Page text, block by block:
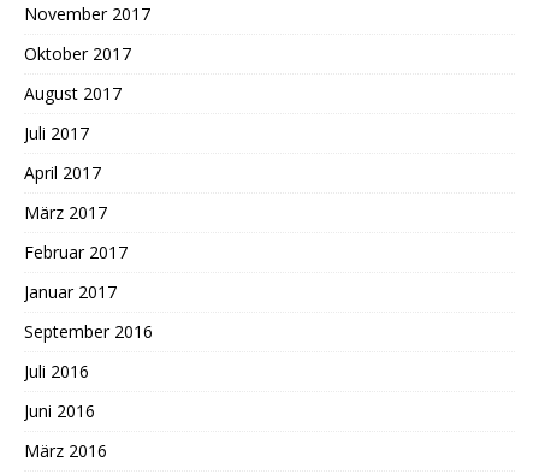
November 2017
Oktober 2017
August 2017
Juli 2017
April 2017
März 2017
Februar 2017
Januar 2017
September 2016
Juli 2016
Juni 2016
März 2016